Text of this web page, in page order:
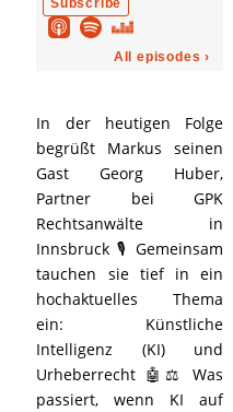
In der heutigen Folge
begrüßt Markus seinen
Gast Georg Huber,
Partner bei GPK
Rechtsanwälte in
Innsbruck 🎙️ Gemeinsam
tauchen sie tief in ein
hochaktuelles Thema
ein: Künstliche
Intelligenz (KI) und
Urheberrecht 🤖⚖️ Was
passiert, wenn KI auf